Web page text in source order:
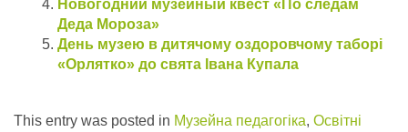
Новогодний музейный квест «По следам
Деда Мороза»
День музею в дитячому оздоровчому таборі
«Орлятко» до свята Івана Купала
This entry was posted in Музейна педагогіка, Освітні